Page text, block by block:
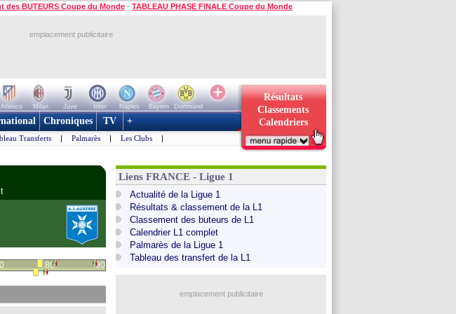
des BUTEURS Coupe du Monde - TABLEAU PHASE FINALE Coupe du Monde
emplacement publicitaire
Atletico Milan Juve Inter Naples Bayern
Dortmund
Résultats
Classements
Calendriers
Chroniques TV +
Transferts | Palmarès | Les Clubs |
80 90
Liens FRANCE - Ligue 1
Actualité de la Ligue 1
Résultats & classement de la L1
Classement des buteurs de L1
Calendrier L1 complet
Palmarès de la Ligue 1
Tableau des transfert de la L1
emplacement publicitaire